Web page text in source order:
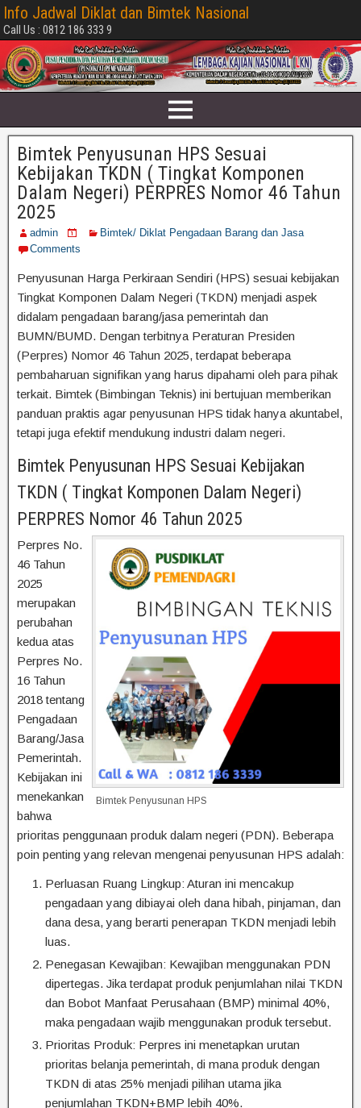
Info Jadwal Diklat dan Bimtek Nasional
Call Us : 0812 186 333 9
Bimtek Penyusunan HPS Sesuai
Kebijakan TKDN ( Tingkat Komponen
Dalam Negeri) PERPRES Nomor 46 Tahun
2025
admin
Bimtek/ Diklat Pengadaan Barang dan Jasa
Comments
Penyusunan Harga Perkiraan Sendiri (HPS) sesuai kebijakan
Tingkat Komponen Dalam Negeri (TKDN) menjadi aspek
didalam pengadaan barang/jasa pemerintah dan
BUMN/BUMD. Dengan terbitnya Peraturan Presiden
(Perpres) Nomor 46 Tahun 2025, terdapat beberapa
pembaharuan signifikan yang harus dipahami oleh para pihak
terkait. Bimtek (Bimbingan Teknis) ini bertujuan memberikan
panduan praktis agar penyusunan HPS tidak hanya akuntabel,
tetapi juga efektif mendukung industri dalam negeri.
Bimtek Penyusunan HPS Sesuai Kebijakan
TKDN ( Tingkat Komponen Dalam Negeri)
PERPRES Nomor 46 Tahun 2025
Bimtek Penyusunan HPS
Perpres No.
46 Tahun
2025
merupakan
perubahan
kedua atas
Perpres No.
16 Tahun
2018 tentang
Pengadaan
Barang/Jasa
Pemerintah.
Kebijakan ini
menekankan
bahwa
prioritas penggunaan produk dalam negeri (PDN). Beberapa
poin penting yang relevan mengenai penyusunan HPS adalah:
Perluasan Ruang Lingkup: Aturan ini mencakup
pengadaan yang dibiayai oleh dana hibah, pinjaman, dan
dana desa, yang berarti penerapan TKDN menjadi lebih
luas.
Penegasan Kewajiban: Kewajiban menggunakan PDN
dipertegas. Jika terdapat produk penjumlahan nilai TKDN
dan Bobot Manfaat Perusahaan (BMP) minimal 40%,
maka pengadaan wajib menggunakan produk tersebut.
Prioritas Produk: Perpres ini menetapkan urutan
prioritas belanja pemerintah, di mana produk dengan
TKDN di atas 25% menjadi pilihan utama jika
penjumlahan TKDN+BMP lebih 40%.